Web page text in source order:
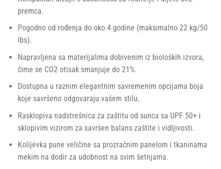
premca.
Pogodno od rođenja do oko 4 godine (maksimalno 22 kg/50
lbs).
Napravljena sa materijalima dobivenim iz bioloških izvora,
čime se CO2 otisak smanjuje do 21%.
Dostupna u raznim elegantnim savremenim opcijama boja
koje savršeno odgovaraju vašem stilu.
Rasklopiva nadstrešnica za zaštitu od sunca sa UPF 50+ i
sklopivim vizirom za savršen balans zaštite i vidljivosti​​.
Kolijevka pune veličine sa prozračnim panelom i tkaninama
mekim na dodir za udobnost na svim šetnjama.